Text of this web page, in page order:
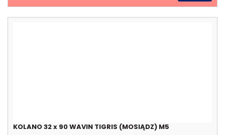
KOLANO 32 x 90 WAVIN TIGRIS (MOSIĄDZ) M5